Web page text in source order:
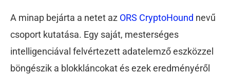
A minap bejárta a netet az ORS CryptoHound nevű
csoport kutatása. Egy saját, mesterséges
intelligenciával felvértezett adatelemző eszközzel
böngészik a blokkláncokat és ezek eredményéről